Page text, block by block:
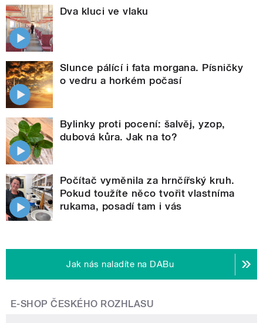
Dva kluci ve vlaku
Slunce pálící i fata morgana. Písničky
o vedru a horkém počasí
Bylinky proti pocení: šalvěj, yzop,
dubová kůra. Jak na to?
Počítač vyměnila za hrnčířský kruh.
Pokud toužíte něco tvořit vlastníma
rukama, posadí tam i vás
Jak nás naladíte na DABu
E-SHOP ČESKÉHO ROZHLASU